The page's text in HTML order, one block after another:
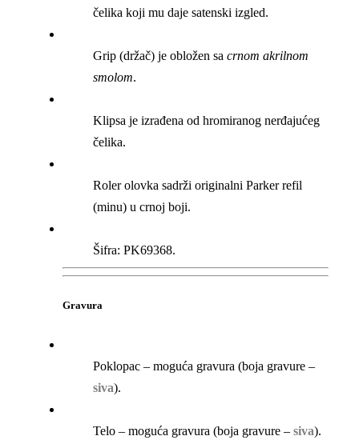
čelika koji mu daje satenski izgled.
Grip (držač) je obložen sacrnom akrilnom
smolom.
Klipsa je izrađena od hromiranog nerđajućeg
čelika.
Roler olovka sadrži originalni Parker refil
(minu) u crnoj boji.
Šifra: PK69368.
Gravura
Poklopac – moguća gravura (boja gravure –
siva).
Telo – moguća gravura (boja gravure –siva).